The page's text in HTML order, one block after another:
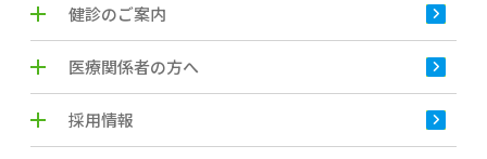
健診のご案内
医療関係者の方へ
採用情報